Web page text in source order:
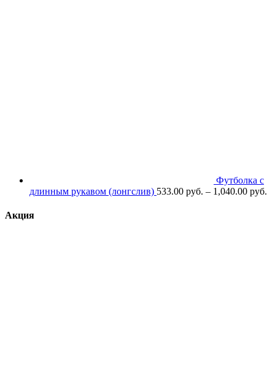
Футболка с
длинным рукавом (лонгслив) 533.00 руб. – 1,040.00 руб.
Акция